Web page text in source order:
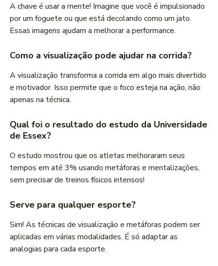
A chave é usar a mente! Imagine que você é impulsionado
por um foguete ou que está decolando como um jato.
Essas imagens ajudam a melhorar a performance.
Como a visualização pode ajudar na corrida?
A visualização transforma a corrida em algo mais divertido
e motivador. Isso permite que o foco esteja na ação, não
apenas na técnica.
Qual foi o resultado do estudo da Universidade
de Essex?
O estudo mostrou que os atletas melhoraram seus
tempos em até 3% usando metáforas e mentalizações,
sem precisar de treinos físicos intensos!
Serve para qualquer esporte?
Sim! As técnicas de visualização e metáforas podem ser
aplicadas em várias modalidades. É só adaptar as
analogias para cada esporte.